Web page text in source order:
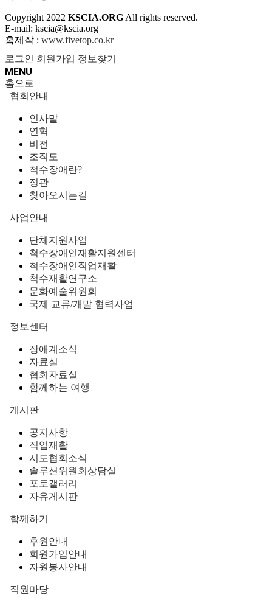
Copyright 2022 KSCIA.ORG All rights reserved.
E-mail: kscia@kscia.org
홈제작 : www.fivetop.co.kr
로그인 회원가입 정보찾기
MENU
홈으로
협회안내
인사말
연혁
비전
조직도
척수장애란?
정관
찾아오시는길
사업안내
단체지원사업
척수장애인재활지원센터
척수장애인직업재활
척수재활연구소
문화예술위원회
국제 교류/개발 협력사업
정보센터
장애계소식
자료실
협회자료실
함께하는 여행
게시판
공지사항
직업재활
시도협회소식
솔루션위원회상담실
포토갤러리
자유게시판
함께하기
후원안내
회원가입안내
자원봉사안내
직원마당